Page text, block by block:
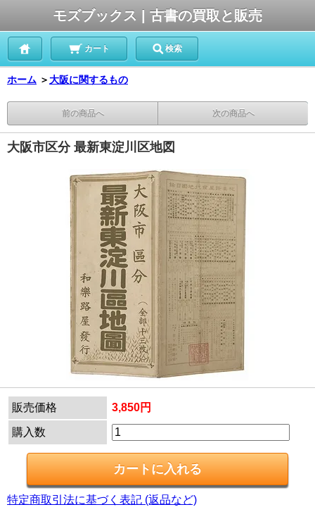
モズブックス | 古書の買取と販売
カート 検索
ホーム ＞大阪に関するもの
前の商品へ 次の商品へ
大阪市区分 最新東淀川区地図
販売価格 3,850円
購入数
特定商取引法に基づく表記 (返品など)